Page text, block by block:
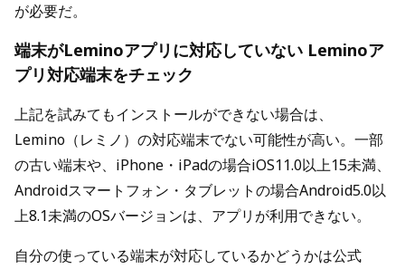
が必要だ。
端末がLeminoアプリに対応していない Leminoア
プリ対応端末をチェック
上記を試みてもインストールができない場合は、
Lemino（レミノ）の対応端末でない可能性が高い。一部
の古い端末や、iPhone・iPadの場合iOS11.0以上15未満、
Androidスマートフォン・タブレットの場合Android5.0以
上8.1未満のOSバージョンは、アプリが利用できない。
自分の使っている端末が対応しているかどうかは公式